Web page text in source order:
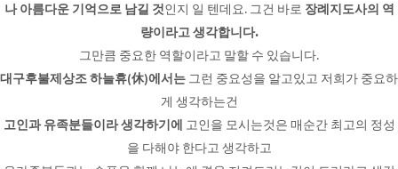
나 아름다운 기억으로 남길 것인지 일 텐데요. 그건 바로 장례지도사의 역
량이라고 생각합니다.
그만큼 중요한 역할이라고 말할 수 있습니다.
대구후불제상조 하늘휴(休)에서는 그런 중요성을 알고있고 저희가 중요하
게 생각하는건
고인과 유족분들이라 생각하기에 고인을 모시는것은 매순간 최고의 정성
을 다해야 한다고 생각하고